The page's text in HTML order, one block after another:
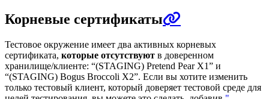
Корневые сертификаты
Тестовое окружение имеет два активных корневых
сертификата, которые отсутствуют в доверенном
хранилище/клиенте: “(STAGING) Pretend Pear X1” и
“(STAGING) Bogus Broccoli X2”. Если вы хотите изменить
только тестовый клиент, который доверяет тестовой среде для